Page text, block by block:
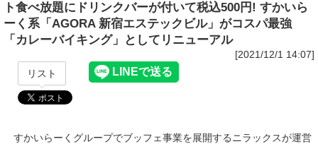
ト食べ放題にドリンクバーが付いて税込500円! すかいら
ーく系「AGORA 新宿エステックビル」がコスパ最強
「カレーバイキング」としてリニューアル
[2021/12/1 14:07]
リスト
すかいらーくグループでブッフェ事業を展開するニラックスが運営